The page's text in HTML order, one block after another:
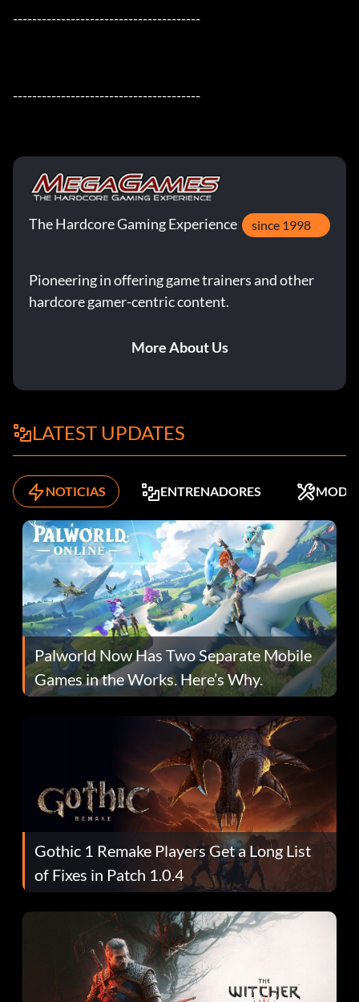
The Hardcore Gaming Experience since 1998
Pioneering in offering game trainers and other
hardcore gamer-centric content.
More About Us
LATEST UPDATES
NOTICIAS ENTRENADORES MODS
Palworld Now Has Two Separate Mobile
Games in the Works. Here’s Why.
Gothic 1 Remake Players Get a Long List
of Fixes in Patch 1.0.4